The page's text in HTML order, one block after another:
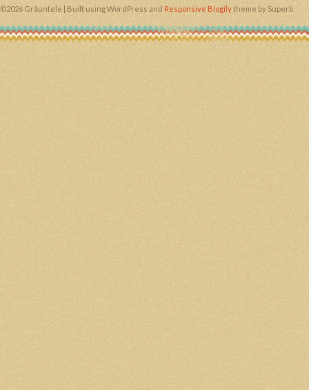
©2026 Grăuntele | Built using WordPress and Responsive Blogilytheme by Superb